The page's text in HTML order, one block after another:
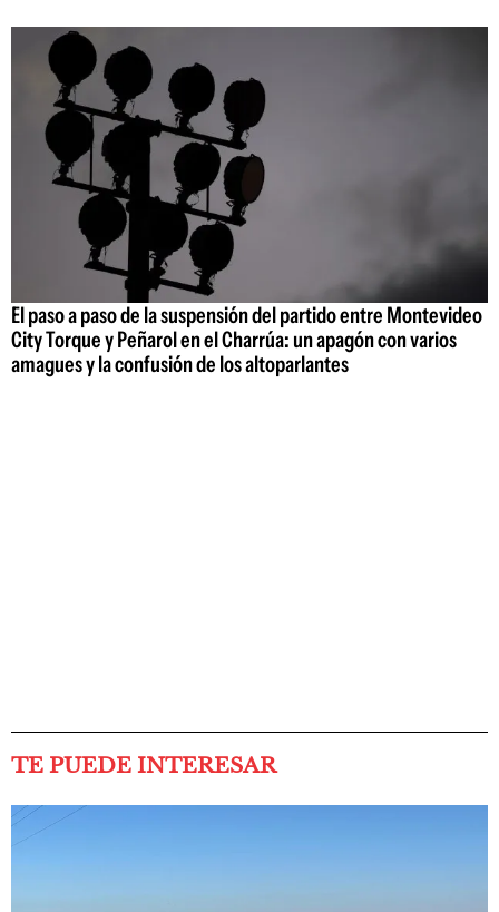
El paso a paso de la suspensión del partido entre Montevideo
City Torque y Peñarol en el Charrúa: un apagón con varios
amagues y la confusión de los altoparlantes
TE PUEDE INTERESAR